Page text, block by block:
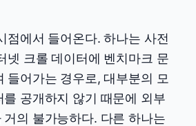
점에서 들어온다. 하나는 사전
넷 크롤 데이터에 벤치마크 문
들어가는 경우로, 대부분의 모
를 공개하지 않기 때문에 외부
거의 불가능하다. 다른 하나는